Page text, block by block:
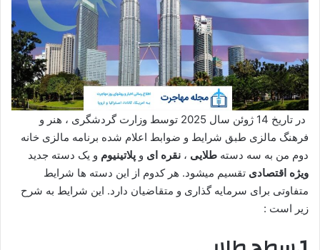
در تاریخ 14 ژوئن سال 2025 توسط وزارت گردشگری ، هنر و
فرهنگ مالزی طبق شرایط و ضوابط اعلام شده برنامه مالزی خانه
دوم من به سه دسته طلایی ، نقره ای و پلاتینیوم و یک دسته جدید
ویژه اقتصادی تقسیم میشود. هر کدوم از این دسته ها شرایط
متفاوتی برای سرمایه گذاری و متقاضیان دارد. این شرایط به شرح
زیر است :